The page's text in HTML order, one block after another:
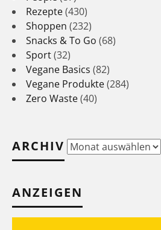
Rezepte(430)
Shoppen (232)
Snacks & To Go (68)
Sport(32)
Vegane Basics (82)
Vegane Produkte(284)
Zero Waste(40)
ARCHIV Archiv
ANZEIGEN